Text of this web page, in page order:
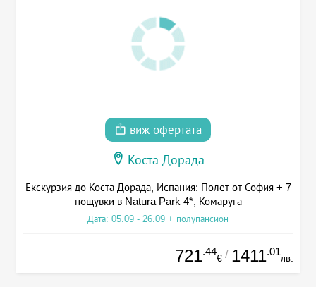
виж офертата
Коста Дорада
Екскурзия до Коста Дорада, Испания: Полет от София + 7
нощувки в Natura Park 4*, Комаруга
Дата: 05.09 - 26.09 + полупансион
721.44
€ / 1411.01
лв.